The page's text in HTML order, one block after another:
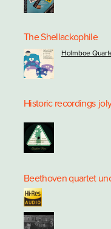
The Shellackophile
Holmboe
Historic recordings
Beethoven quartet